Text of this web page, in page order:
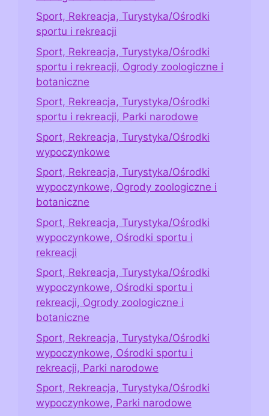
Sport, Rekreacja, Turystyka/Ośrodki
sportu i rekreacji
Sport, Rekreacja, Turystyka/Ośrodki
sportu i rekreacji, Ogrody zoologiczne i
botaniczne
Sport, Rekreacja, Turystyka/Ośrodki
sportu i rekreacji, Parki narodowe
Sport, Rekreacja, Turystyka/Ośrodki
wypoczynkowe
Sport, Rekreacja, Turystyka/Ośrodki
wypoczynkowe, Ogrody zoologiczne i
botaniczne
Sport, Rekreacja, Turystyka/Ośrodki
wypoczynkowe, Ośrodki sportu i
rekreacji
Sport, Rekreacja, Turystyka/Ośrodki
wypoczynkowe, Ośrodki sportu i
rekreacji, Ogrody zoologiczne i
botaniczne
Sport, Rekreacja, Turystyka/Ośrodki
wypoczynkowe, Ośrodki sportu i
rekreacji, Parki narodowe
Sport, Rekreacja, Turystyka/Ośrodki
wypoczynkowe, Parki narodowe